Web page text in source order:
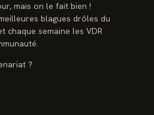
mais on le fait bien !
blagues drôles du
chaque semaine les VDR
?